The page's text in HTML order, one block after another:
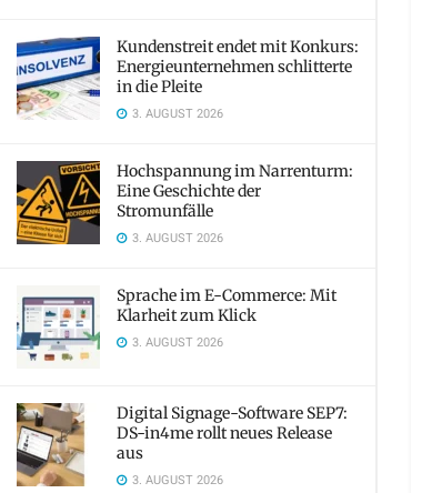
Kundenstreit endet mit Konkurs:
Energieunternehmen schlitterte
in die Pleite
3. AUGUST 2026
Hochspannung im Narrenturm:
Eine Geschichte der
Stromunfälle
3. AUGUST 2026
Sprache im E-Commerce: Mit
Klarheit zum Klick
3. AUGUST 2026
Digital Signage-Software SEP7:
DS-in4me rollt neues Release
aus
3. AUGUST 2026